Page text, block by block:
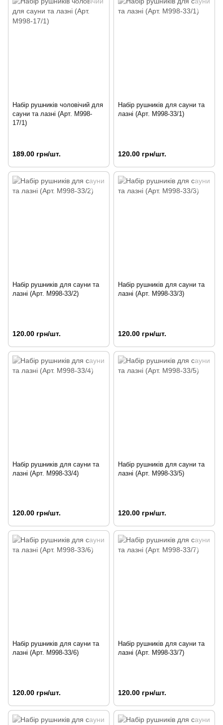
Набір рушників чоловічий для
сауни та лазні (Арт. M998-
17/1)
189.00 грн/шт.
Набір рушників для сауни та
лазні (Арт. M998-33/1)
120.00 грн/шт.
Набір рушників для сауни та
лазні (Арт. M998-33/2)
120.00 грн/шт.
Набір рушників для сауни та
лазні (Арт. M998-33/3)
120.00 грн/шт.
Набір рушників для сауни та
лазні (Арт. M998-33/4)
120.00 грн/шт.
Набір рушників для сауни та
лазні (Арт. M998-33/5)
120.00 грн/шт.
Набір рушників для сауни та
лазні (Арт. M998-33/6)
120.00 грн/шт.
Набір рушників для сауни та
лазні (Арт. M998-33/7)
120.00 грн/шт.